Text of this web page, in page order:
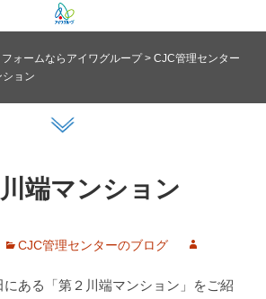
ォームならアイワグループ>CJC管理センター
ョン
端マンション
CJC管理センターのブログ
ある「第２川端マンション」をご紹